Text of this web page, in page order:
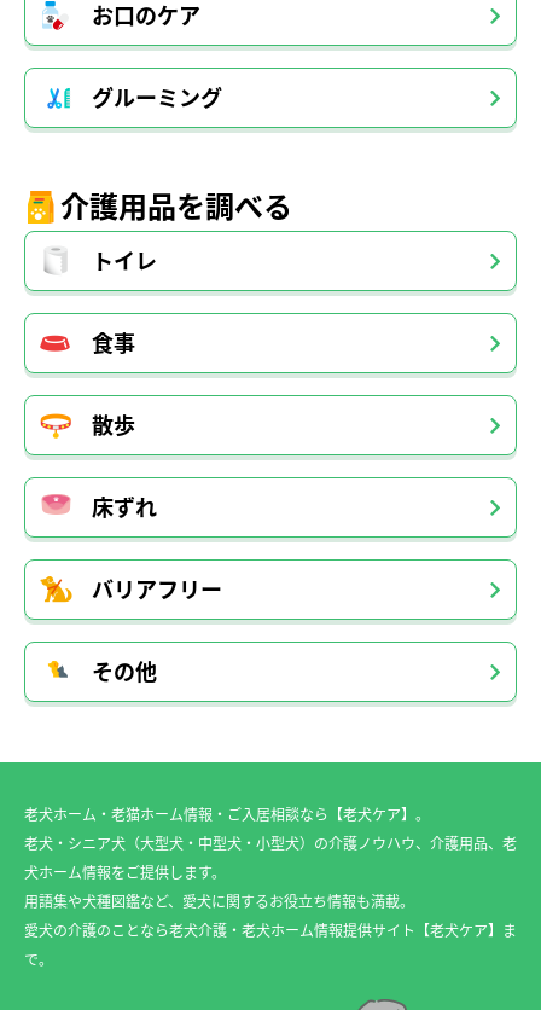
お口のケア
グルーミング
介護用品を調べる
トイレ
食事
散歩
床ずれ
バリアフリー
その他
老犬ホーム・老猫ホーム情報・ご入居相談なら【老犬ケア】。
老犬・シニア犬（大型犬・中型犬・小型犬）の介護ノウハウ、介護用品、老
犬ホーム情報をご提供します。
用語集や犬種図鑑など、愛犬に関するお役立ち情報も満載。
愛犬の介護のことなら老犬介護・老犬ホーム情報提供サイト【老犬ケア】ま
で。